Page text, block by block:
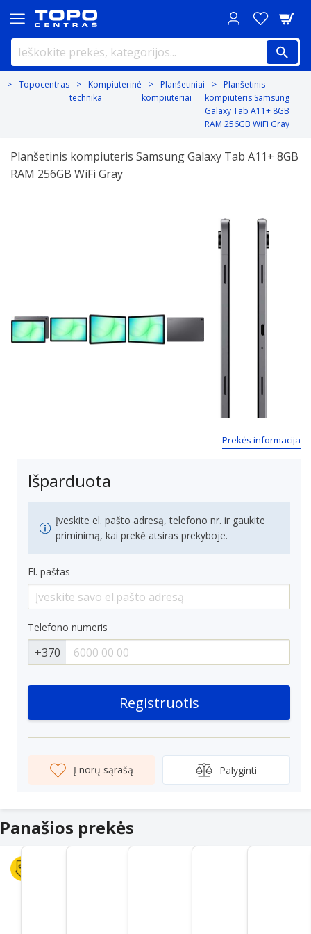
Topocentras
Kompiuterinė
technika
Planšetiniai
kompiuteriai
Planšetinis
kompiuteris Samsung
Galaxy Tab A11+ 8GB
RAM 256GB WiFi Gray
Planšetinis kompiuteris Samsung Galaxy Tab A11+ 8GB
RAM 256GB WiFi Gray
Prekės informacija
Išparduota
Įveskite el. pašto adresą, telefono nr. ir gaukite
priminimą, kai prekė atsiras prekyboje.
El. paštas
Telefono numeris
+370
Registruotis
Į norų sąrašą Palyginti
Panašios prekės